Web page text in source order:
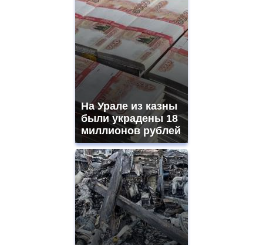
На Урале из казны
были украдены 18
миллионов рублей